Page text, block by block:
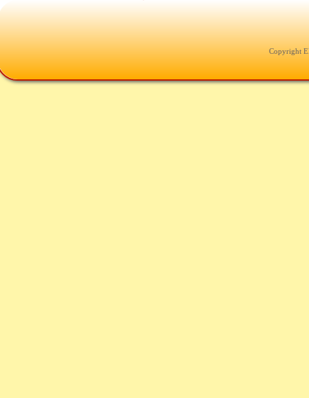
Copyright